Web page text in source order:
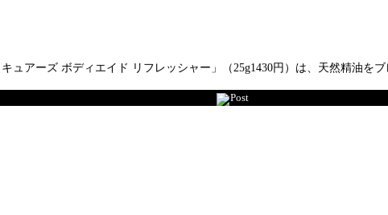
ュアーズ ボディエイド リフレッシャー」（25g1430円）は、天然精油を
Post